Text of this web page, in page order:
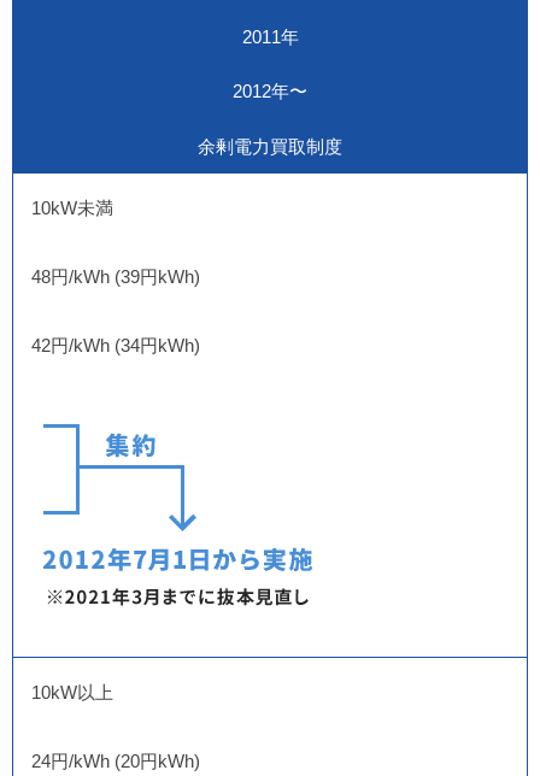
2011年
2012年〜
余剰電力買取制度
10kW未満
48円/kWh (39円kWh)
42円/kWh (34円kWh)
10kW以上
24円/kWh (20円kWh)